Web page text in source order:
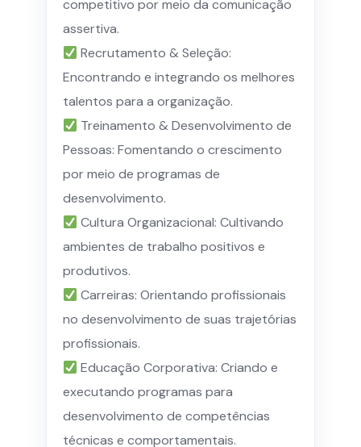
competitivo por meio da comunicação
assertiva.
Recrutamento & Seleção:
Encontrando e integrando os melhores
talentos para a organização.
Treinamento & Desenvolvimento de
Pessoas: Fomentando o crescimento
por meio de programas de
desenvolvimento.
Cultura Organizacional: Cultivando
ambientes de trabalho positivos e
produtivos.
Carreiras: Orientando profissionais
no desenvolvimento de suas trajetórias
profissionais.
Educação Corporativa: Criando e
executando programas para
desenvolvimento de competências
técnicas e comportamentais.